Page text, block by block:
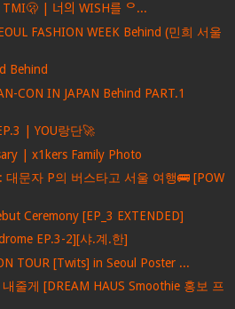
TMI🫢 | 너의 WISH를 ᄋ...
FASHION WEEK Behind (민희 서울
Ad Behind
CON IN JAPAN Behind PART.1
| YOU랑단🚀
| x1kers Family Photo
대문자 P의 버스타고 서울 여행🚌 [POW
Ceremony [EP_3 EXTENDED]
EP.3-2][샤.계.한]
TOUR [Twits] in Seoul Poster ...
줄게 [DREAM HAUS Smoothie 홍보 프